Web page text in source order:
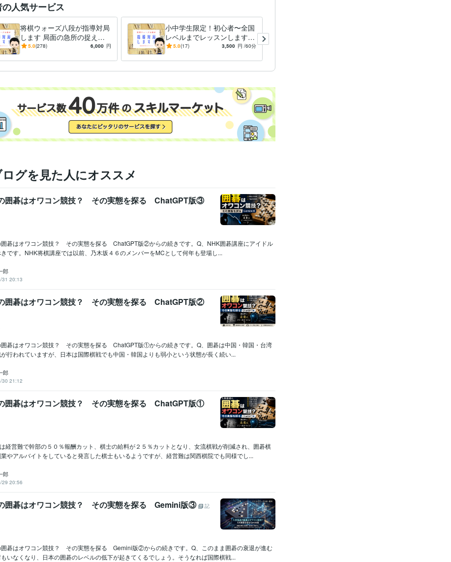
人気サービス
将棋ウォーズ八段が指導対局
します 局面の急所の捉え
方、正しい将棋の考え方を伝
5.0(278) 6,000 円
小中学生限定！初心者〜全国
レベルまでレッスンします
棋力に応じた内容で、結果に
5.0(17) 3,500 円 /60分
グを見た人にオススメ
囲碁はオワコン競技？ その実態を探る ChatGPT版③
囲碁はオワコン競技？ その実態を探る ChatGPT版②からの続きです。Q、NHK囲碁講座にアイドル
です。NHK将棋講座では以前、乃木坂４６のメンバーをMCとして何年も登場し...
郎
31 20:13
囲碁はオワコン競技？ その実態を探る ChatGPT版②
囲碁はオワコン競技？ その実態を探る ChatGPT版①からの続きです。Q、囲碁は中国・韓国・台湾
行われていますが、日本は国際棋戦でも中国・韓国よりも弱小という状態が長く続い...
郎
30 21:12
囲碁はオワコン競技？ その実態を探る ChatGPT版①
経営難で幹部の５０％報酬カット、棋士の給料が２５％カットとなり、女流棋戦が削減され、囲碁棋
やアルバイトをしていると発言した棋士もいるようですが、経営難は関西棋院でも同様でし...
郎
29 20:56
囲碁はオワコン競技？ その実態を探る Gemini版③
記
囲碁はオワコン競技？ その実態を探る Gemini版②からの続きです。Q、このまま囲碁の衰退が進む
いなくなり、日本の囲碁のレベルの低下が起きてくるでしょう。そうなれば国際棋戦...